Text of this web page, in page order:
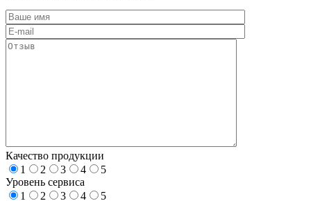
Качество продукции
1
2 3 4
5
Уровень сервиса
1
2 3 4
5